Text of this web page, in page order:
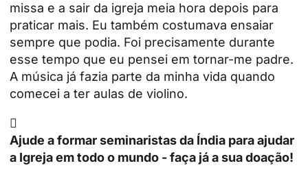
missa e a sair da igreja meia hora depois para
praticar mais. Eu também costumava ensaiar
sempre que podia. Foi precisamente durante
esse tempo que eu pensei em tornar-me padre.
A música já fazia parte da minha vida quando
comecei a ter aulas de violino.

Ajude a formar seminaristas da Índia para ajudar
a Igreja em todo o mundo - faça já a sua doação!